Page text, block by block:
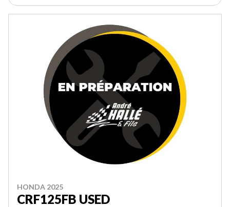
HONDA 2025
CRF125FB USED